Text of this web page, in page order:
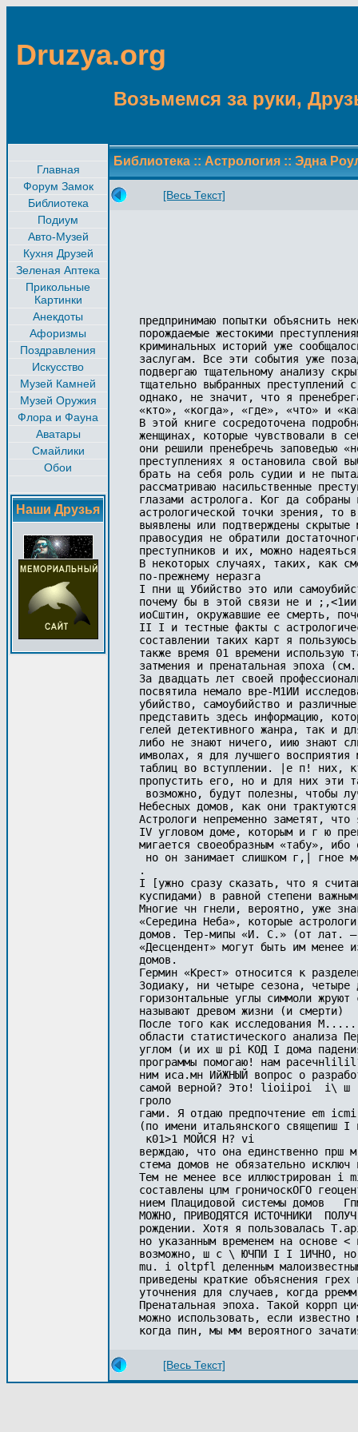
Druzya.org
Возьмемся за руки,
Главная
Форум Замок
Библиотека
Подиум
Авто-Музей
Кухня Друзей
Зеленая Аптека
Прикольные
Картинки
Анекдоты
Афоризмы
Поздравления
Искусство
Музей Камней
Музей Оружия
Флора и Фауна
Аватары
Смайлики
Обои
Наши Друзья
Библиотека :: Астрология :: Эдна
[Весь Текст]
предпринимаю попытки объяснить
порождаемые жестокими
криминальных историй уже
заслугам. Все эти события уже
подвергаю тщательному анализу
тщательно выбранных
однако, не значит, что я
«кто», «когда», «где», «что» и
В этой книге сосредоточена
женщинах, которые чувствовали в
они решили пренебречь заповедью
преступлениях я остановила свой
брать на себя роль судии и не
рассматриваю насильственные
глазами астролога. Ког да
астрологической точки зрения, то
выявлены или подтверждены
правосудия не обратили
преступников и их, можно
В некоторых случаях, таких, как
по-прежнему неразга
I пни щ Убийство это или
почему бы в этой связи не и
иоСштин, окружавшие ее смерть,
II I и тестные факты с
составлении таких карт я
также время 01 времени использую
затмения и пренатальная эпоха
За двадцать лет своей
посвятила немало вре-М1ИИ
убийство, самоубийство и
представить здесь информацию,
гелей детективного жанра, так и
либо не знают ничего, иию знают
имволах, я для лучшего восприятия
таблиц во вступлении. |е п! них,
пропустить его, но и для них эти
возможно, будут полезны, чтобы
Небесных домов, как они
Астрологи непременно заметят,
IV угловом доме, которым и г ю
мигается своеобразным «табу»,
но он занимает слишком г,| гное
.
I [ужно сразу сказать, что я
куспидами) в равной степени
Многие чн гнели, вероятно, уже
«Середина Неба», которые
домов. Тер-мипы «И. С.» (от лат.
«Десцендент» могут быть им
домов.
Гермин «Крест» относится к
Зодиаку, ни четыре сезона,
горизонтальные углы симмоли
называют древом жизни (и смерти)
После того как
области статистического анализа
углом (и их ш pi КОД I дома
программы помогаю! нам
ним иса.мн ИйЖНЫЙ вопрос о
самой верной? Это! lioiipoi
i\ ш
гроло
гами. Я отдаю предпочтение em
(по имени итальянского
к01>1 МОЙСЯ H? vi
верждаю, что она единственно
стема домов не обязательно
Тем не менее все
составлены цлм гроничоскОГО
нием Плацидовой системы домов
МОЖНО, ПРИВОДЯТСЯ ИСТОЧНИКИ
рождении. Хотя я пользовалась
но указанным временем на
возможно, ш с \ ЮЧПИ I I 1ИЧНО,
mu. i oltpfl деленным
приведены краткие объяснения
уточнения для случаев, когда
Пренатальная эпоха. Такой
можно использовать, если
[Весь Текст]